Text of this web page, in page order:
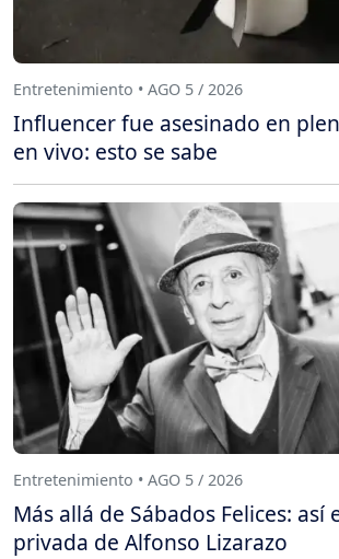
Entretenimiento • AGO 5 / 2026
Influencer fue asesinado en
en vivo: esto se sabe
Entretenimiento • AGO 5 / 2026
Más allá de Sábados Felices: así
privada de Alfonso Lizarazo